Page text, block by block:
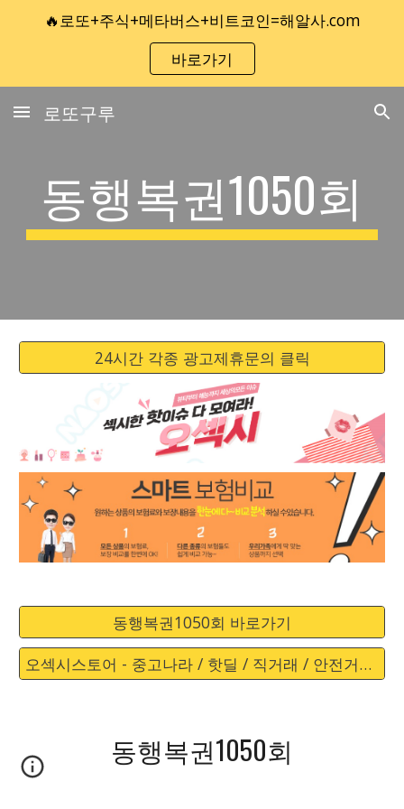
Skip to main content Skip to navigation
🔥로또+주식+메타버스+비트코인=해알사.com
바로가기
로또구루
동행복권1050회
24시간 각종 광고제휴문의 클릭
동행복권1050회 바로가기
오섹시스토어 - 중고나라 / 핫딜 / 직거래 / 안전거래 바로가기
동행복권1050회